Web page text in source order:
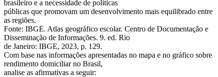
brasileiro e a necessidade de políticas
públicas que promovam um desenvolvimento mais equilibrado entre
as regiões.
Fonte: IBGE. Atlas geográfico escolar. Centro de Documentação e
Disseminação de Informações. 9. ed. Rio
de Janeiro: IBGE, 2023, p. 129.
Com base nas informações apresentadas no mapa e no gráfico sobre
rendimento domiciliar no Brasil,
analise as afirmativas a seguir: